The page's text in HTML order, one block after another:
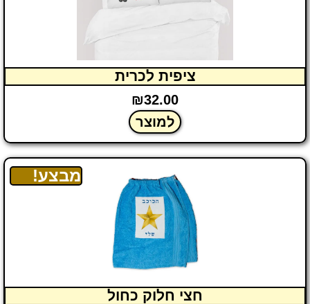
ציפית לכרית
₪32.00
למוצר
מבצע!
חצי חלוק כחול